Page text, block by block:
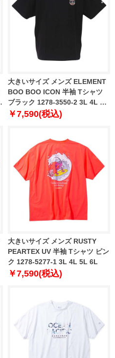
大きいサイズ メンズ ELEMENT
BOO BOO ICON 半袖 Tシャツ
ブラック 1278-3550-2 3L 4L 5L
6L
￥7,590(税込)
大きいサイズ メンズ RUSTY
PEARTEX UV 半袖 Tシャツ ピン
ク 1278-5277-1 3L 4L 5L 6L
￥7,590(税込)